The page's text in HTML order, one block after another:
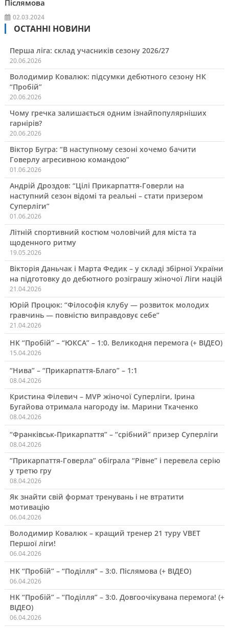
Післямова
02.03.2024
ОСТАННІ НОВИНИ
Перша ліга: склад учасників сезону 2026/27
20.06.2026
Володимир Ковалюк: підсумки дебютного сезону НК
“Пробій”
20.06.2026
Чому гречка залишається одним ізнайпопулярніших
гарнірів?
20.06.2026
Віктор Бугра: “В наступному сезоні хочемо бачити
Говерлу агресивною командою”
01.06.2026
Андрій Дроздов: “Цілі Прикарпаття-Говерли на
наступний сезон відомі та реальні – стати призером
Суперліги”
01.06.2026
Літній спортивний костюм чоловічий для міста та
щоденного ритму
19.05.2026
Вікторія Даньчак і Марта Федик – у складі збірної України
на підготовку до дебютного розіграшу жіночої Ліги націй
21.04.2026
Юрій Процюк: “Філософія клубу — розвиток молодих
гравчинь — повністю виправдовує себе”
21.04.2026
НК “Пробій” – “ЮКСА” – 1:0. Великодня перемога (+ ВІДЕО)
15.04.2026
“Нива” – “Прикарпаття-Благо” – 1:1
08.04.2026
Кристина Філевич – MVP жіночої Суперліги, Ірина
Бугайова отримала нагороду ім. Марини Ткаченко
08.04.2026
“Франківськ-Прикарпаття” – “срібний” призер Суперліги
08.04.2026
“Прикарпаття-Говерла” обіграла “Рівне” і перевела серію
у третю гру
08.04.2026
Як знайти свій формат тренувань і не втратити
мотивацію
06.04.2026
Володимир Ковалюк – кращий тренер 21 туру VBET
Першої ліги!
06.04.2026
НК “Пробій” – “Поділля” – 3:0. Післямова (+ ВІДЕО)
06.04.2026
НК “Пробій” – “Поділля” – 3:0. Довгоочікувана перемога! (+
ВІДЕО)
06.04.2026